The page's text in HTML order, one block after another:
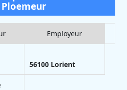
Employeur
56100 Lorient